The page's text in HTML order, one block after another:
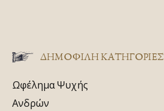
ΔΗΜΟΦΙΛΗ ΚΑΤΗΓΟΡΙΕΣ
Ωφέλημα Ψυχής
Ανδρών